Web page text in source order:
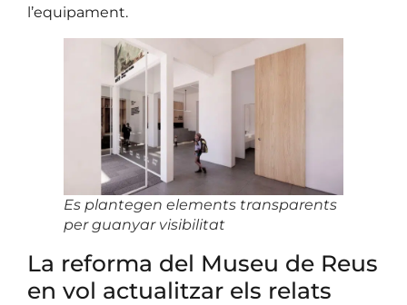
l’equipament.
Es plantegen elements transparents
per guanyar visibilitat
La reforma del Museu de Reus
en vol actualitzar els relats